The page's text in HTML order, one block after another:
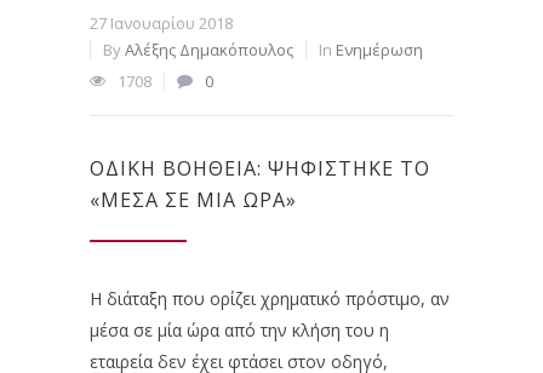
27 Ιανουαρίου 2018
ByΑλέξης Δημακόπουλος In Ενημέρωση
1708
0
ΟΔΙΚΉ ΒΟΉΘΕΙΑ: ΨΗΦΊΣΤΗΚΕ ΤΟ
«ΜΈΣΑ ΣΕ ΜΙΑ ΏΡΑ»
Η διάταξη που ορίζει χρηματικό πρόστιμο, αν
μέσα σε μία ώρα από την κλήση του η
εταιρεία δεν έχει φτάσει στον οδηγό,